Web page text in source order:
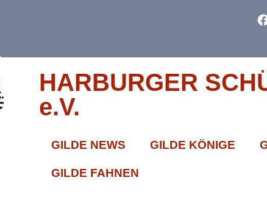
HARBURGER
e.V.
GILDE NEWS GILDE KÖNIGE
GILDE FAHNEN